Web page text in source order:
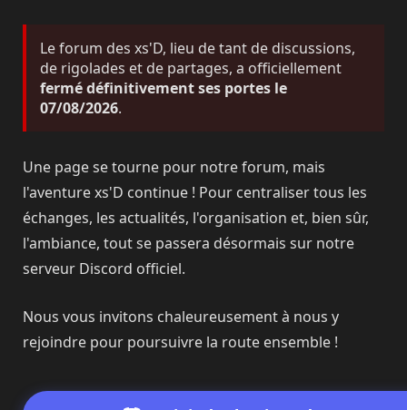
Le forum des xs'D, lieu de tant de discussions,
de rigolades et de partages, a officiellement
fermé définitivement ses portes le
07/08/2026.
Une page se tourne pour notre forum, mais
l'aventure xs'D continue ! Pour centraliser tous les
échanges, les actualités, l'organisation et, bien sûr,
l'ambiance, tout se passera désormais sur notre
serveur Discord officiel.
Nous vous invitons chaleureusement à nous y
rejoindre pour poursuivre la route ensemble !